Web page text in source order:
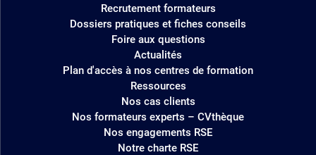
Recrutement formateurs
Dossiers pratiques et fiches conseils
Foire aux questions
Actualités
Plan d'accès à nos centres de formation
Ressources
Nos cas clients
Nos formateurs experts – CVthèque
Nos engagements RSE
Notre charte RSE